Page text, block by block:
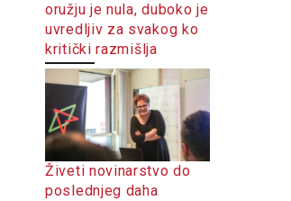
oružju je nula, duboko je
uvredljiv za svakog ko
kritički razmišlja
Živeti novinarstvo do
poslednjeg daha